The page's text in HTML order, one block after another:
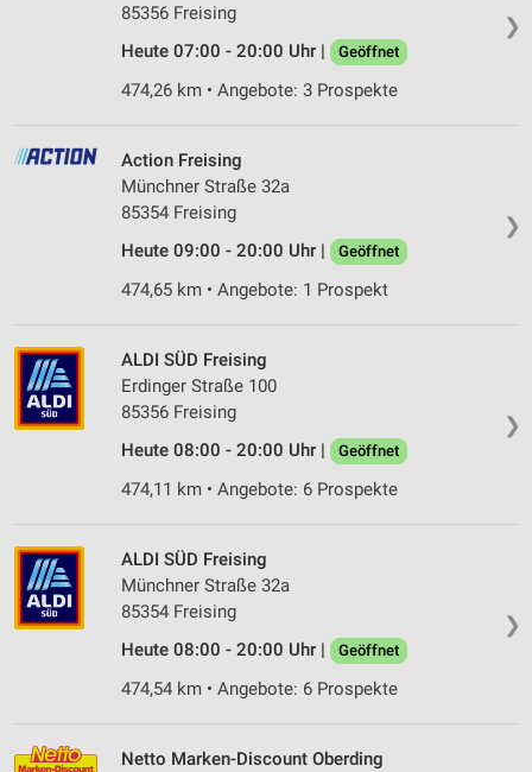
❯
85356 Freising
Heute 07:00 - 20:00 Uhr |
Geöffnet
474,26 km • Angebote: 3 Prospekte
❯
Action Freising
Münchner Straße 32a
85354 Freising
Heute 09:00 - 20:00 Uhr |
Geöffnet
474,65 km • Angebote: 1 Prospekt
❯
ALDI SÜD Freising
Erdinger Straße 100
85356 Freising
Heute 08:00 - 20:00 Uhr |
Geöffnet
474,11 km • Angebote: 6 Prospekte
❯
ALDI SÜD Freising
Münchner Straße 32a
85354 Freising
Heute 08:00 - 20:00 Uhr |
Geöffnet
474,54 km • Angebote: 6 Prospekte
Netto Marken-Discount Oberding